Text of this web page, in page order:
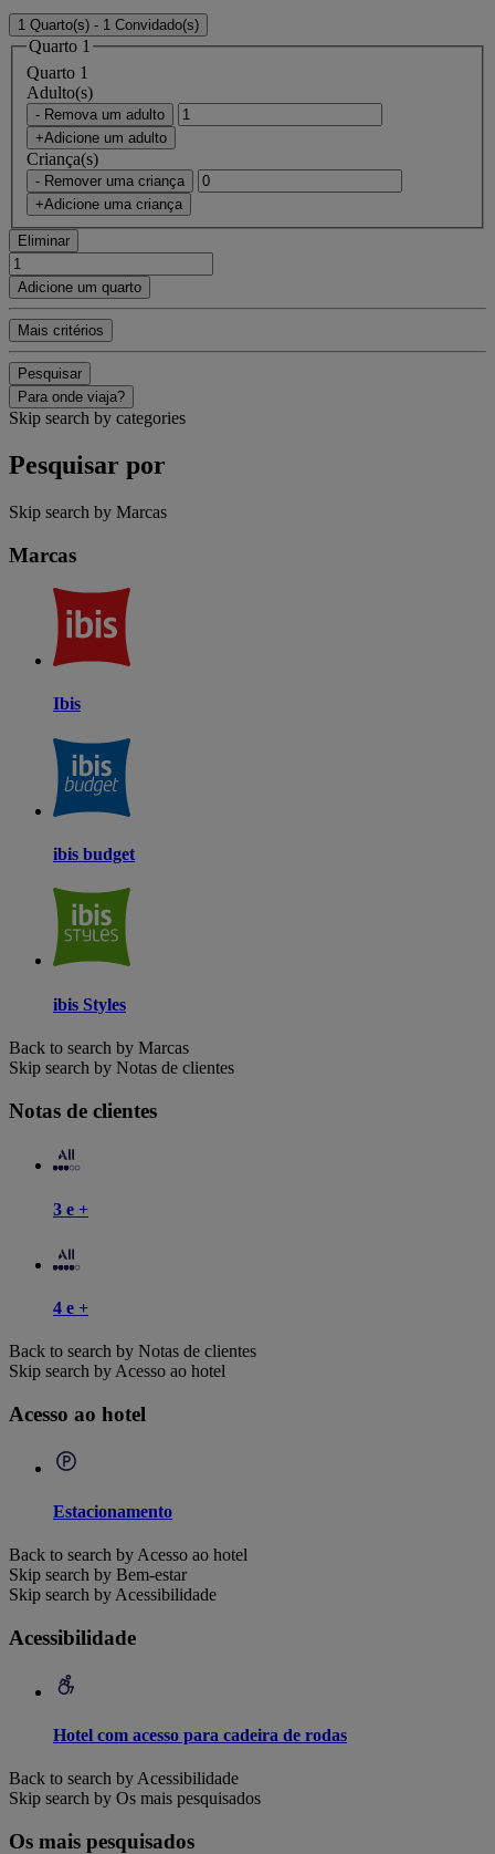
1 Quarto(s) - 1 Convidado(s)
Quarto 1
Quarto 1
Adulto(s)
- Remova um adulto
+Adicione um adulto
Criança(s)
- Remover uma criança
+Adicione uma criança
Eliminar
Adicione um quarto
Mais critérios
Pesquisar
Para onde viaja?
Skip search by categories
Pesquisar por
Skip search by Marcas
Marcas
Ibis
ibis budget
ibis Styles
Back to search by Marcas
Skip search by Notas de clientes
Notas de clientes
3 e +
4 e +
Back to search by Notas de clientes
Skip search by Acesso ao hotel
Acesso ao hotel
Estacionamento
Back to search by Acesso ao hotel
Skip search by Bem-estar
Skip search by Acessibilidade
Acessibilidade
Hotel com acesso para cadeira de rodas
Back to search by Acessibilidade
Skip search by Os mais pesquisados
Os mais pesquisados